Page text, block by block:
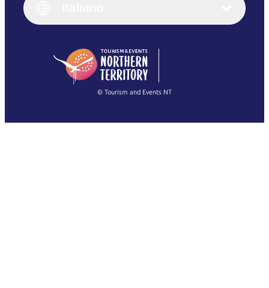
English
(Singapore)
繁體中文
© Tourism and Events NT